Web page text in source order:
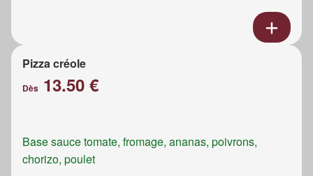
Pizza créole
Dès 13.50 €
Base sauce tomate, fromage, ananas, poivrons,
chorizo, poulet